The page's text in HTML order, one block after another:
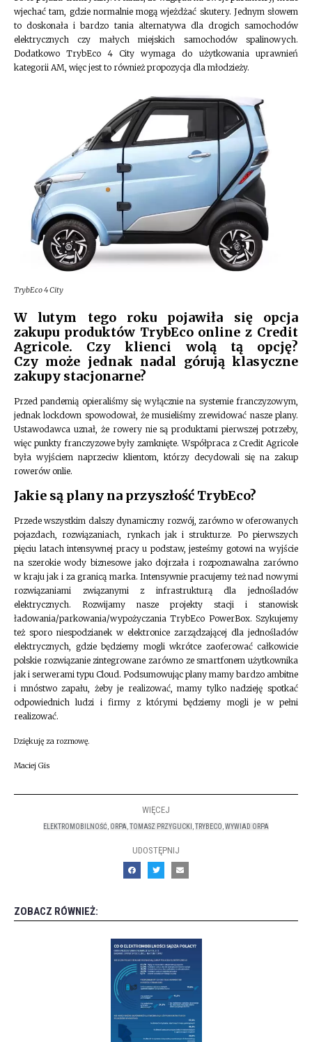
wjechać tam, gdzie normalnie mogą wjeżdżać skutery. Jednym słowem
to doskonała i bardzo tania alternatywa dla drogich samochodów
elektrycznych czy małych miejskich samochodów spalinowych.
Dodatkowo TrybEco 4 City wymaga do użytkowania uprawnień
kategorii AM, więc jest to również propozycja dla młodzieży.
TrybEco 4 City
W lutym tego roku pojawiła się opcja
zakupu produktów TrybEco online z Credit
Agricole. Czy klienci wolą tą opcję?
Czy może jednak nadal górują klasyczne
zakupy stacjonarne?
Przed pandemią opieraliśmy się wyłącznie na systemie franczyzowym,
jednak lockdown spowodował, że musieliśmy zrewidować nasze plany.
Ustawodawca uznał, że rowery nie są produktami pierwszej potrzeby,
więc punkty franczyzowe były zamknięte. Współpraca z Credit Agricole
była wyjściem naprzeciw klientom, którzy decydowali się na zakup
rowerów onlie.
Jakie są plany na przyszłość TrybEco?
Przede wszystkim dalszy dynamiczny rozwój, zarówno w oferowanych
pojazdach, rozwiązaniach, rynkach jak i strukturze. Po pierwszych
pięciu latach intensywnej pracy u podstaw, jesteśmy gotowi na wyjście
na szerokie wody biznesowe jako dojrzała i rozpoznawalna zarówno
w kraju jak i za granicą marka. Intensywnie pracujemy też nad nowymi
rozwiązaniami związanymi z infrastrukturą dla jednośladów
elektrycznych. Rozwijamy nasze projekty stacji i stanowisk
ładowania/parkowania/wypożyczania TrybEco PowerBox. Szykujemy
też sporo niespodzianek w elektronice zarządzającej dla jednośladów
elektrycznych, gdzie będziemy mogli wkrótce zaoferować całkowicie
polskie rozwiązanie zintegrowane zarówno ze smartfonem użytkownika
jak i serwerami typu Cloud. Podsumowując plany mamy bardzo ambitne
i mnóstwo zapału, żeby je realizować, mamy tylko nadzieję spotkać
odpowiednich ludzi i firmy z którymi będziemy mogli je w pełni
realizować.
Dziękuję za rozmowę.
Maciej Gis
WIĘCEJ
ELEKTROMOBILNOŚĆ ORPA TOMASZ PRZYGUCKI TRYBECO WYWIAD ORPA
UDOSTĘPNIJ
ZOBACZ RÓWNIEŻ: